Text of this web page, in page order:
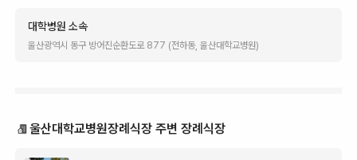
대학병원 소속
울산광역시 동구 방어진순환도로 877 (전하동, 울산대학교병원)
울산대학교병원장례식장 주변 장례식장